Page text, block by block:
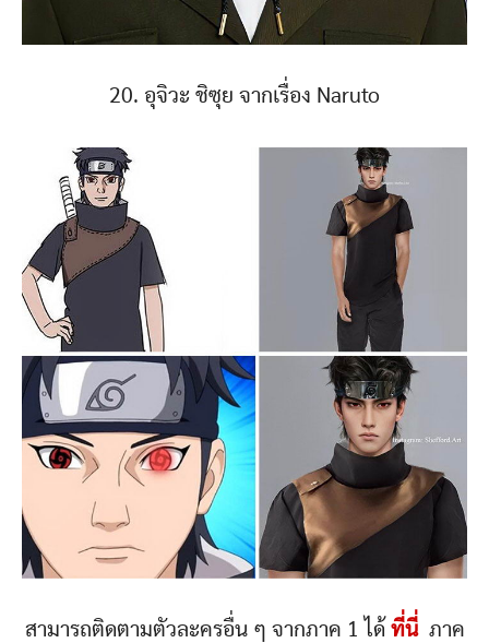
20. อุจิวะ ชิซุย จากเรื่อง Naruto
สามารถติดตามตัวละครอื่น ๆ จากภาค 1 ได้ ที่นี่ภาค